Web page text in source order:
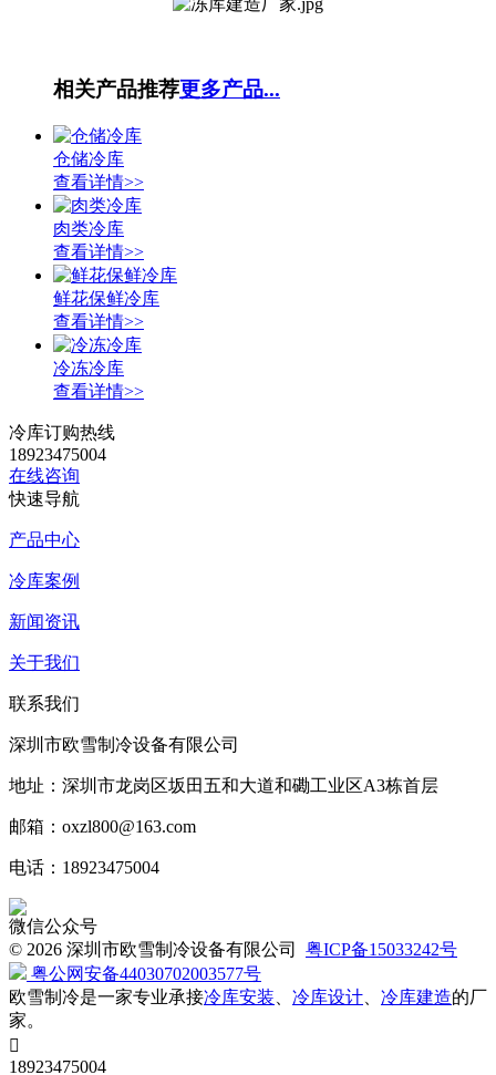
相关产品推荐更多产品...
仓储冷库
查看详情>>
肉类冷库
查看详情>>
鲜花保鲜冷库
查看详情>>
冷冻冷库
查看详情>>
冷库订购热线
18923475004
在线咨询
快速导航
产品中心
冷库案例
新闻资讯
关于我们
联系我们
深圳市欧雪制冷设备有限公司
地址：深圳市龙岗区坂田五和大道和磡工业区A3栋首层
邮箱：oxzl800@163.com
电话：18923475004
微信公众号
© 2026 深圳市欧雪制冷设备有限公司 粤ICP备15033242号
粤公网安备44030702003577号
欧雪制冷是一家专业承接冷库安装 冷库设计 冷库建造的厂
家。

18923475004